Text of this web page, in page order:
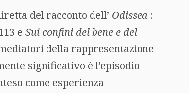
del racconto dell’ Odissea :
e Sui confini del bene e del
della rappresentazione
significativo è l’episodio
come esperienza